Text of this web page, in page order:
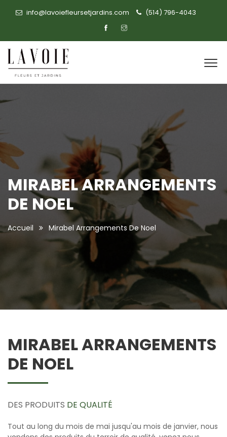
info@lavoiefleursetjardins.com (514) 796-4043
MIRABEL ARRANGEMENTS
DE NOEL
Accueil Mirabel Arrangements De Noel
MIRABEL ARRANGEMENTS
DE NOEL
DES PRODUITS DE QUALITÉ
Tout au long du mois de mai jusqu'au mois de janvier, nous